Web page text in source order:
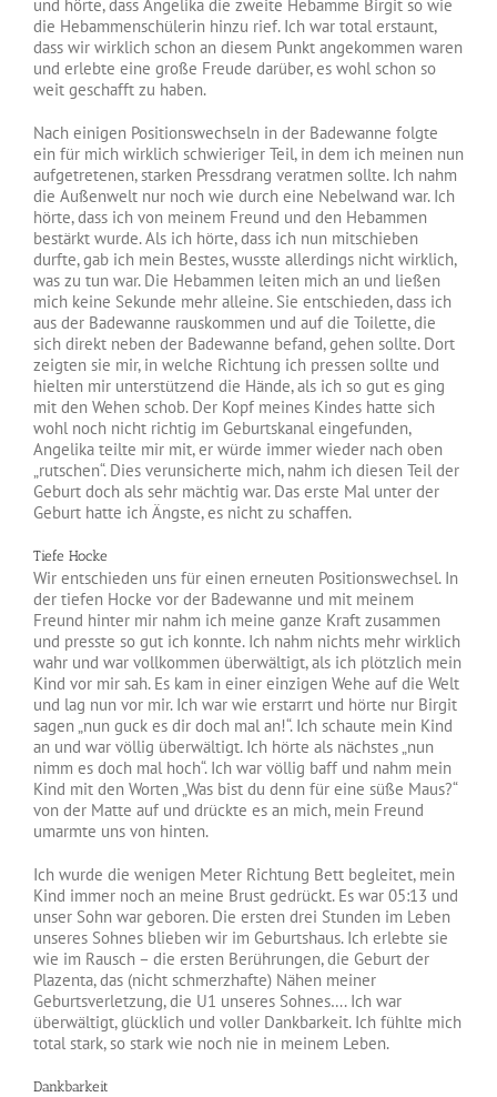
und hörte, dass Angelika die zweite Hebamme Birgit so wie
die Hebammenschülerin hinzu rief. Ich war total erstaunt,
dass wir wirklich schon an diesem Punkt angekommen waren
und erlebte eine große Freude darüber, es wohl schon so
weit geschafft zu haben.
Nach einigen Positionswechseln in der Badewanne folgte
ein für mich wirklich schwieriger Teil, in dem ich meinen nun
aufgetretenen, starken Pressdrang veratmen sollte. Ich nahm
die Außenwelt nur noch wie durch eine Nebelwand war. Ich
hörte, dass ich von meinem Freund und den Hebammen
bestärkt wurde. Als ich hörte, dass ich nun mitschieben
durfte, gab ich mein Bestes, wusste allerdings nicht wirklich,
was zu tun war. Die Hebammen leiten mich an und ließen
mich keine Sekunde mehr alleine. Sie entschieden, dass ich
aus der Badewanne rauskommen und auf die Toilette, die
sich direkt neben der Badewanne befand, gehen sollte. Dort
zeigten sie mir, in welche Richtung ich pressen sollte und
hielten mir unterstützend die Hände, als ich so gut es ging
mit den Wehen schob. Der Kopf meines Kindes hatte sich
wohl noch nicht richtig im Geburtskanal eingefunden,
Angelika teilte mir mit, er würde immer wieder nach oben
„rutschen“. Dies verunsicherte mich, nahm ich diesen Teil der
Geburt doch als sehr mächtig war. Das erste Mal unter der
Geburt hatte ich Ängste, es nicht zu schaffen.
Tiefe Hocke
Wir entschieden uns für einen erneuten Positionswechsel. In
der tiefen Hocke vor der Badewanne und mit meinem
Freund hinter mir nahm ich meine ganze Kraft zusammen
und presste so gut ich konnte. Ich nahm nichts mehr wirklich
wahr und war vollkommen überwältigt, als ich plötzlich mein
Kind vor mir sah. Es kam in einer einzigen Wehe auf die Welt
und lag nun vor mir. Ich war wie erstarrt und hörte nur Birgit
sagen „nun guck es dir doch mal an!“. Ich schaute mein Kind
an und war völlig überwältigt. Ich hörte als nächstes „nun
nimm es doch mal hoch“. Ich war völlig baff und nahm mein
Kind mit den Worten „Was bist du denn für eine süße Maus?“
von der Matte auf und drückte es an mich, mein Freund
umarmte uns von hinten.
Ich wurde die wenigen Meter Richtung Bett begleitet, mein
Kind immer noch an meine Brust gedrückt. Es war 05:13 und
unser Sohn war geboren. Die ersten drei Stunden im Leben
unseres Sohnes blieben wir im Geburtshaus. Ich erlebte sie
wie im Rausch – die ersten Berührungen, die Geburt der
Plazenta, das (nicht schmerzhafte) Nähen meiner
Geburtsverletzung, die U1 unseres Sohnes…. Ich war
überwältigt, glücklich und voller Dankbarkeit. Ich fühlte mich
total stark, so stark wie noch nie in meinem Leben.
Dankbarkeit